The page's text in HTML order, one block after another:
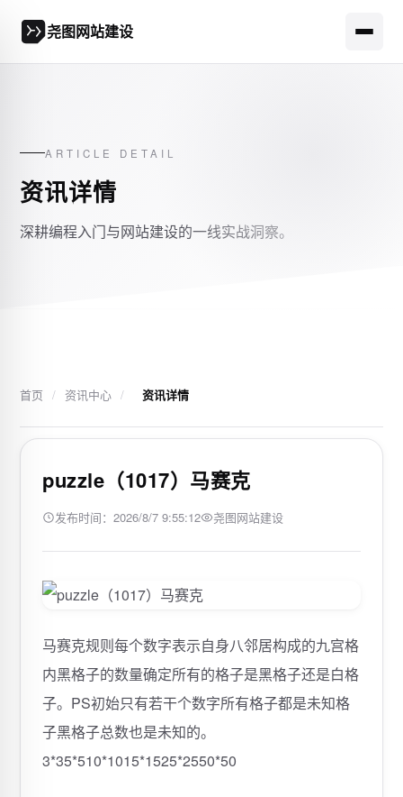
尧图网站建设
ARTICLE DETAIL
资讯详情
深耕编程入门与网站建设的一线实战洞察。
首页 / 资讯中心 / 资讯详情
puzzle（1017）马赛克
发布时间：2026/8/7 9:55:12 尧图网站建设
马赛克规则每个数字表示自身八邻居构成的九宫格
内黑格子的数量确定所有的格子是黑格子还是白格
子。PS初始只有若干个数字所有格子都是未知格
子黑格子总数也是未知的。
3*35*510*1015*1525*2550*50